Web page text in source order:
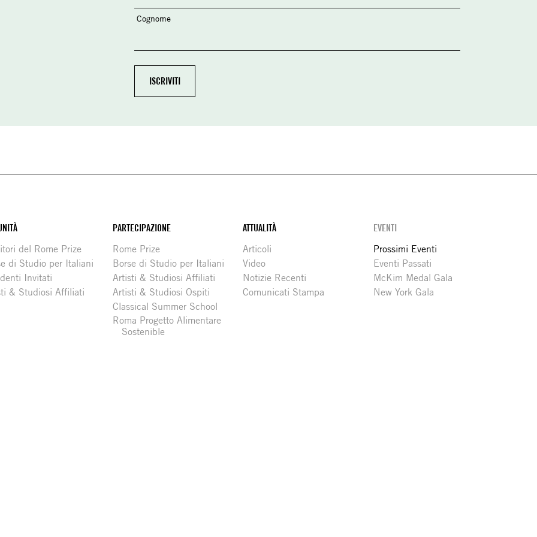
Cognome
del Rome Prize
di Studio per Italiani
Invitati
& Studiosi Affiliati
PARTECIPAZIONE
Rome Prize
Borse di Studio per Italiani
Artisti & Studiosi Affiliati
Artisti & Studiosi Ospiti
Classical Summer School
Roma Progetto Alimentare
Sostenible
ATTUALITÀ
Articoli
Video
Notizie Recenti
Comunicati Stampa
EVENTI
Prossimi Eventi
Eventi Passati
McKim Medal Gala
New York Gala